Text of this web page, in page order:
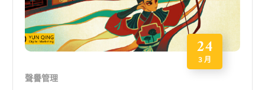
24
3 月
聲譽管理